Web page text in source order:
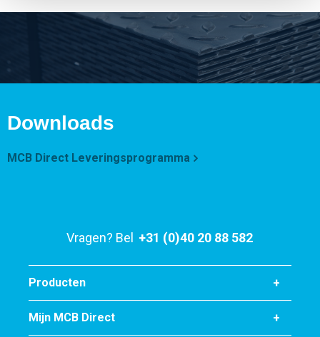
Downloads
MCB Direct Leveringsprogramma
Vragen? Bel +31 (0)40 20 88 582
Producten
Mijn MCB Direct